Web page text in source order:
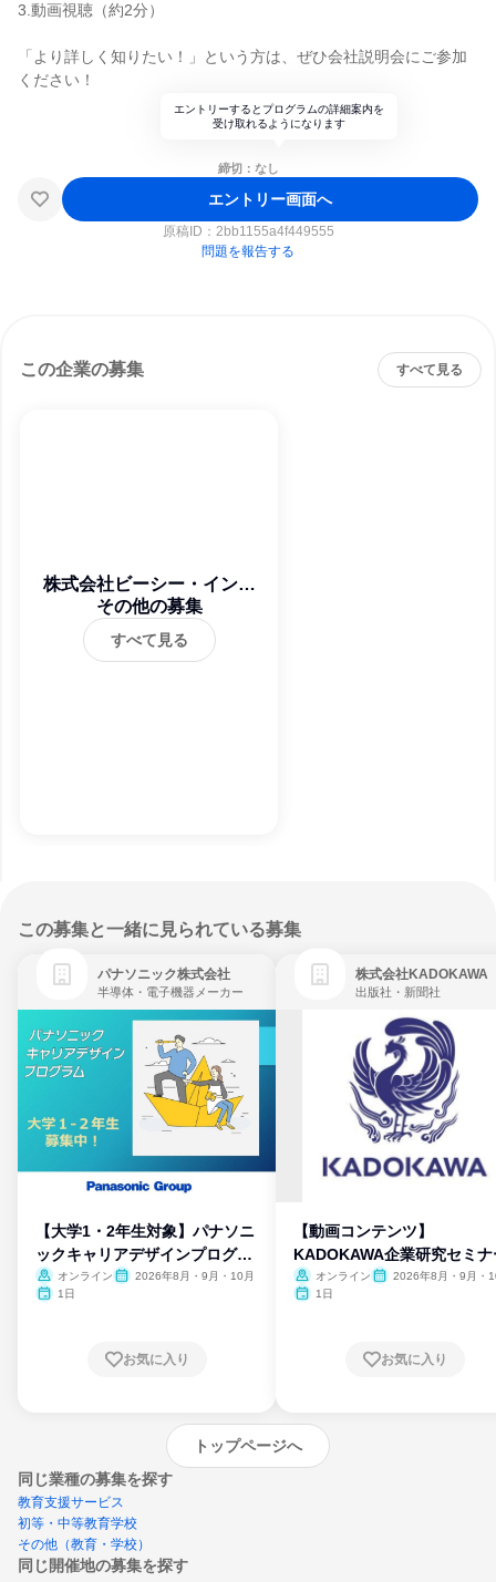
3.動画視聴（約2分）
「より詳しく知りたい！」という方は、ぜひ会社説明会にご参加
ください！
エントリーするとプログラムの詳細案内を
受け取れるようになります
締切：なし
エントリー画面へ
原稿ID： 2bb1155a4f449555
問題を報告する
この企業の募集 すべて見る
株式会社ビーシー・イング
ス
その他の募集
すべて見る
この募集と一緒に見られている募集
パナソニック株式会社
半導体・電子機器メーカー
【大学1・2年生対象】パナソニ
ックキャリアデザインプログラ
ム
オンライン
2026年8月・9月・10月
1日
お気に入り
株式会社KADOKAWA
出版社・新聞社
【動画コンテンツ】
KADOKAWA企業研究セミナ
オンライン
2026年8月・9月・
1日
お気に入り
トップページへ
同じ業種の募集を探す
教育支援サービス
初等・中等教育学校
その他（教育・学校）
同じ開催地の募集を探す